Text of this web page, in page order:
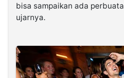
bisa sampaikan ada
ujarnya.